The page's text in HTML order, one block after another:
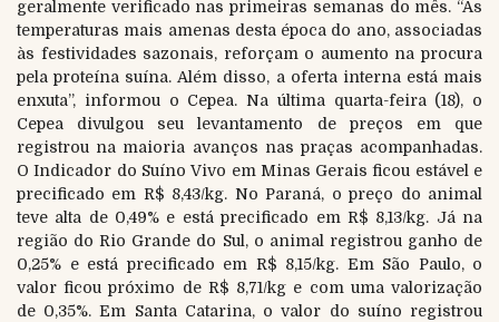
geralmente verificado nas primeiras semanas do mês. “As
temperaturas mais amenas desta época do ano, associadas
às festividades sazonais, reforçam o aumento na procura
pela proteína suína. Além disso, a oferta interna está mais
enxuta”, informou o Cepea. Na última quarta-feira (18), o
Cepea divulgou seu levantamento de preços em que
registrou na maioria avanços nas praças acompanhadas.
O Indicador do Suíno Vivo em Minas Gerais ficou estável e
precificado em R$ 8,43/kg. No Paraná, o preço do animal
teve alta de 0,49% e está precificado em R$ 8,13/kg. Já na
região do Rio Grande do Sul, o animal registrou ganho de
0,25% e está precificado em R$ 8,15/kg. Em São Paulo, o
valor ficou próximo de R$ 8,71/kg e com uma valorização
de 0,35%. Em Santa Catarina, o valor do suíno registrou